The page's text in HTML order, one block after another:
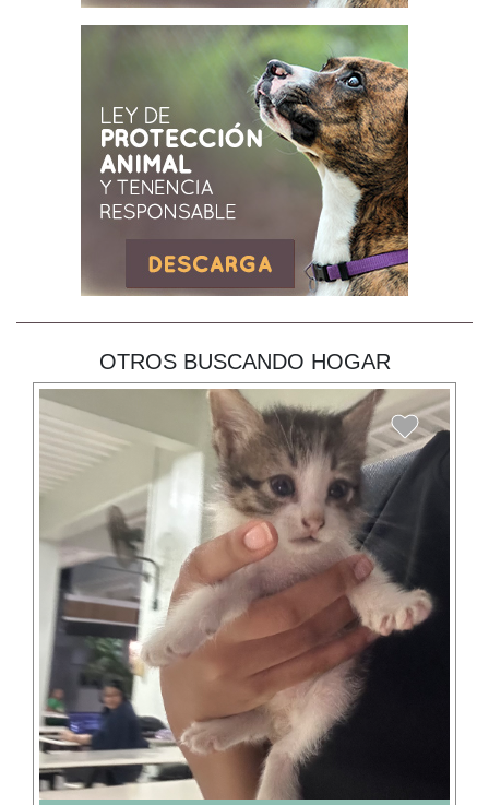
OTROS BUSCANDO HOGAR